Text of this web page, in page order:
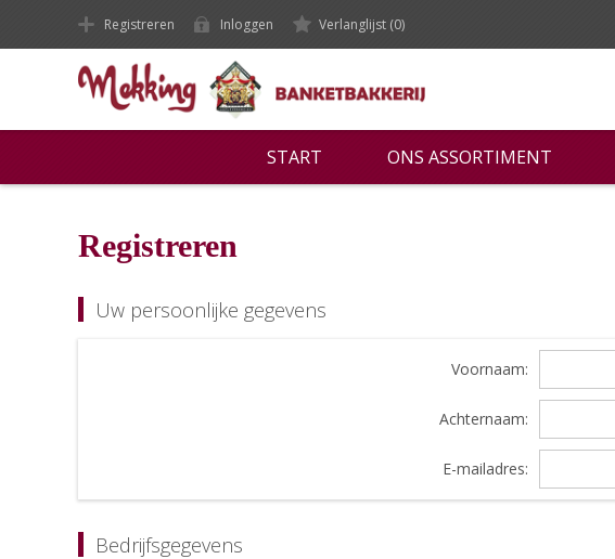
Registreren Inloggen Verlanglijst (0)
START ONS ASSORTIMENT
Registreren
Uw persoonlijke gegevens
Voornaam:
Achternaam:
E-mailadres:
Bedrijfsgegevens